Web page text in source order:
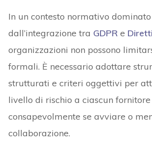
In un contesto normativo dominato
dall’integrazione tra GDPR e
organizzazioni non possono
formali. È necessario adottare
strutturati e criteri oggettivi per
livello di rischio a ciascun
consapevolmente se avviare o
collaborazione.